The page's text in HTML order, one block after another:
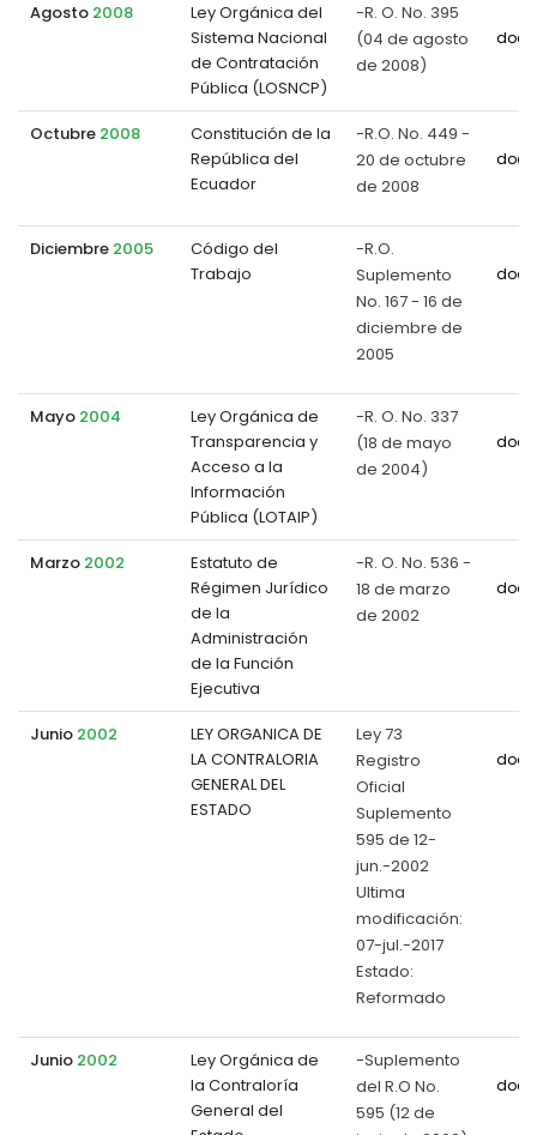
Agosto 2008
Ley Orgánica del
Sistema Nacional
de Contratación
Pública (LOSNCP)
-R. O. No. 395
(04 de agosto
de 2008)
Octubre 2008
Constitución de la
República del
Ecuador
-R.O. No. 449 -
20 de octubre
de 2008
Diciembre 2005
Código del
Trabajo
-R.O.
Suplemento
No. 167 - 16 de
diciembre de
2005
Mayo 2004
Ley Orgánica de
Transparencia y
Acceso a la
Información
Pública (LOTAIP)
-R. O. No. 337
(18 de mayo
de 2004)
Marzo 2002
Estatuto de
Régimen Jurídico
de la
Administración
de la Función
Ejecutiva
-R. O. No. 536 -
18 de marzo
de 2002
Junio 2002
LEY ORGANICA DE
LA CONTRALORIA
GENERAL DEL
ESTADO
Ley 73
Registro
Oficial
Suplemento
595 de 12-
jun.-2002
Ultima
modificación:
07-jul.-2017
Estado:
Reformado
Junio 2002
Ley Orgánica de
la Contraloría
General del
-Suplemento
del R.O No.
595 (12 de